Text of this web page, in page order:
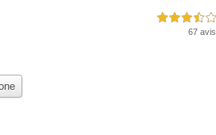
3,5 étoiles sur 5
67 avis